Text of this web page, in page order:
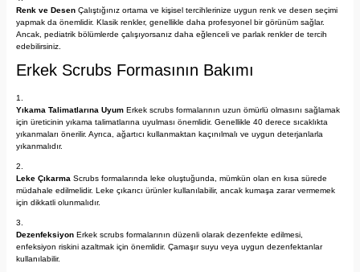
Renk ve Desen Çalıştığınız ortama ve kişisel tercihlerinize uygun renk ve desen seçimi
yapmak da önemlidir. Klasik renkler, genellikle daha profesyonel bir görünüm sağlar.
Ancak, pediatrik bölümlerde çalışıyorsanız daha eğlenceli ve parlak renkler de tercih
edebilirsiniz.
Erkek Scrubs Formasının Bakımı
Yıkama Talimatlarına Uyum Erkek scrubs formalarının uzun ömürlü olmasını sağlamak
için üreticinin yıkama talimatlarına uyulması önemlidir. Genellikle 40 derece sıcaklıkta
yıkanmaları önerilir. Ayrıca, ağartıcı kullanmaktan kaçınılmalı ve uygun deterjanlarla
yıkanmalıdır.
Leke Çıkarma Scrubs formalarında leke oluştuğunda, mümkün olan en kısa sürede
müdahale edilmelidir. Leke çıkarıcı ürünler kullanılabilir, ancak kumaşa zarar vermemek
için dikkatli olunmalıdır.
Dezenfeksiyon Erkek scrubs formalarının düzenli olarak dezenfekte edilmesi,
enfeksiyon riskini azaltmak için önemlidir. Çamaşır suyu veya uygun dezenfektanlar
kullanılabilir.